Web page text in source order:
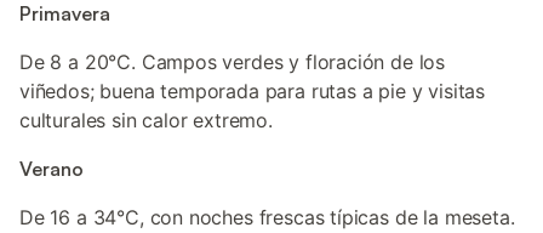
Primavera
De 8 a 20°C. Campos verdes y floración de los
viñedos; buena temporada para rutas a pie y visitas
culturales sin calor extremo.
Verano
De 16 a 34°C, con noches frescas típicas de la meseta.